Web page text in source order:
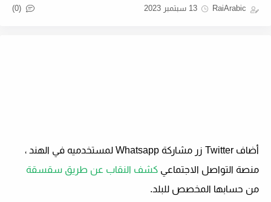
RaiArabic 13 سبتمبر 2023 (0)
أضاف Twitter زر مشاركة Whatsapp لمستخدميه في الهند ،
منصة التواصل الاجتماعي كشف النقاب عن طريق سقسقة
من حسابها المخصص للبلد.